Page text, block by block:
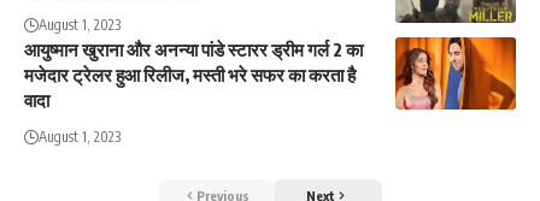
August 1, 2023
आयुष्मान खुराना और अनन्या पांडे स्टारर ड्रीम गर्ल 2 का
मजेदार ट्रेलर हुआ रिलीज, मस्ती भरे सफर का करता है
वादा
August 1, 2023
Previous Next